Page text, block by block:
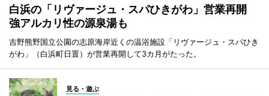
白浜の「リヴァージュ・スパひきがわ」営業再開
強アルカリ性の源泉湯も
吉野熊野国立公園の志原海岸近くの温浴施設「リヴァージュ・スパひき
がわ」（白浜町日置）が営業再開して3カ月がたった。
見る・遊ぶ